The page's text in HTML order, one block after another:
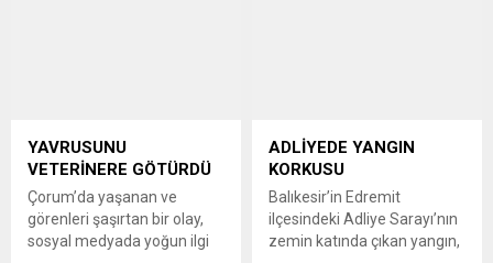
hatırasını canlı tutmak
amacıyla tüm ekiplerini
rutin temizlik, bakım ve...
telefon koklama akımı,
özellikle yüksek...
YAVRUSUNU
VETERİNERE GÖTÜRDÜ
Çorum’da yaşanan ve
görenleri şaşırtan bir olay,
sosyal medyada yoğun ilgi
ADLİYEDE YANGIN
KORKUSU
Balıkesir’in Edremit
ilçesindeki Adliye Sarayı’nın
zemin katında çıkan yangın,